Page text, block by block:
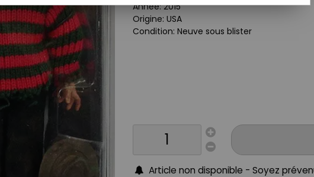
Année: 2015
Origine: USA
Condition: Neuve sous blister
Article non disponible - Soyez